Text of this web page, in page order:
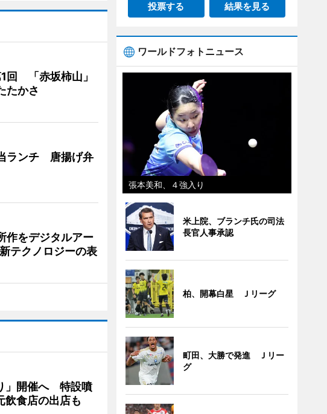
回 「赤坂柿山」
たかさ
ランチ 唐揚げ弁
作をデジタルアー
テクノロジーの表
」開催へ 特設噴
飲食店の出店も
投票する 結果を見る
ワールドフォトニュース
張本美和、４強入り
米上院、ブランチ氏の司法
長官人事承認
柏、開幕白星 Ｊリーグ
町田、大勝で発進 Ｊリー
グ